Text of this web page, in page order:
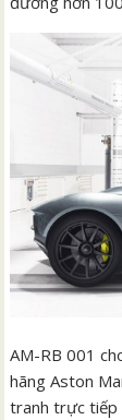
AM-RB 001
hãng Aston
tranh trực tiếp